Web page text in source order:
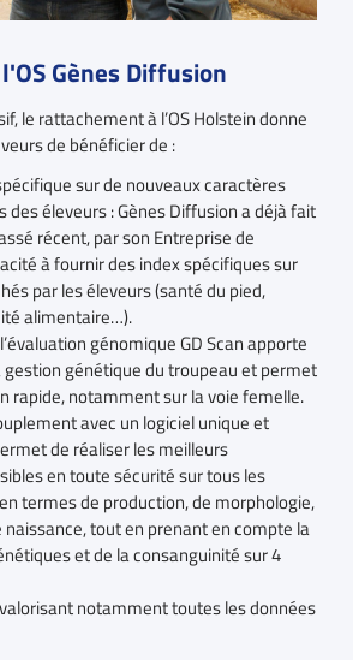
Gènes Diffusion
le rattachement à l’OS Holstein donne
de bénéficier de :
sur de nouveaux caractères
des éleveurs : Gènes Diffusion a déjà fait
récent, par son Entreprise de
à fournir des index spécifiques sur
par les éleveurs (santé du pied,
alimentaire…).
génomique GD Scan apporte
gestion génétique du troupeau et permet
rapide, notamment sur la voie femelle.
avec un logiciel unique et
de réaliser les meilleurs
en toute sécurité sur tous les
termes de production, de morphologie,
tout en prenant en compte la
et de la consanguinité sur 4
notamment toutes les données